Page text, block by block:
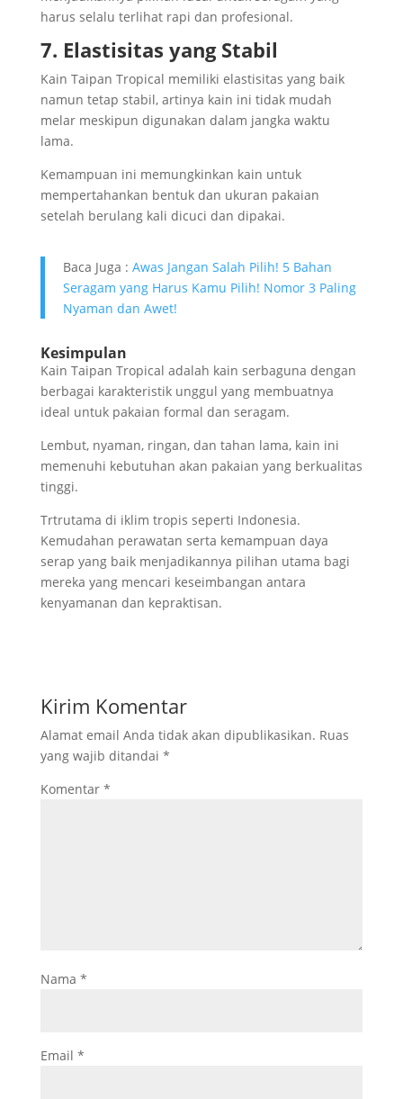
harus selalu terlihat rapi dan profesional.
7. Elastisitas yang Stabil
Kain Taipan Tropical memiliki elastisitas yang baik
namun tetap stabil, artinya kain ini tidak mudah
melar meskipun digunakan dalam jangka waktu
lama.
Kemampuan ini memungkinkan kain untuk
mempertahankan bentuk dan ukuran pakaian
setelah berulang kali dicuci dan dipakai.
Baca Juga : Awas Jangan Salah Pilih! 5 Bahan
Seragam yang Harus Kamu Pilih! Nomor 3 Paling
Nyaman dan Awet!
Kesimpulan
Kain Taipan Tropical adalah kain serbaguna dengan
berbagai karakteristik unggul yang membuatnya
ideal untuk pakaian formal dan seragam.
Lembut, nyaman, ringan, dan tahan lama, kain ini
memenuhi kebutuhan akan pakaian yang berkualitas
tinggi.
Trtrutama di iklim tropis seperti Indonesia.
Kemudahan perawatan serta kemampuan daya
serap yang baik menjadikannya pilihan utama bagi
mereka yang mencari keseimbangan antara
kenyamanan dan kepraktisan.
Kirim Komentar
Alamat email Anda tidak akan dipublikasikan. Ruas
yang wajib ditandai *
Komentar *
Nama *
Email *